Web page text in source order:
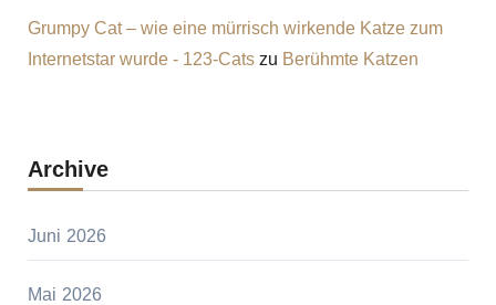
Grumpy Cat – wie eine mürrisch wirkende Katze zum
Internetstar wurde - 123-Catszu Berühmte Katzen
Archive
Juni 2026
Mai 2026